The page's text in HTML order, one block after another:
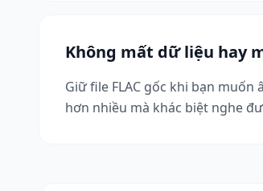
Không mất dữ liệu hay
Giữ file FLAC gốc khi bạn
hơn nhiều mà khác biệt nghe